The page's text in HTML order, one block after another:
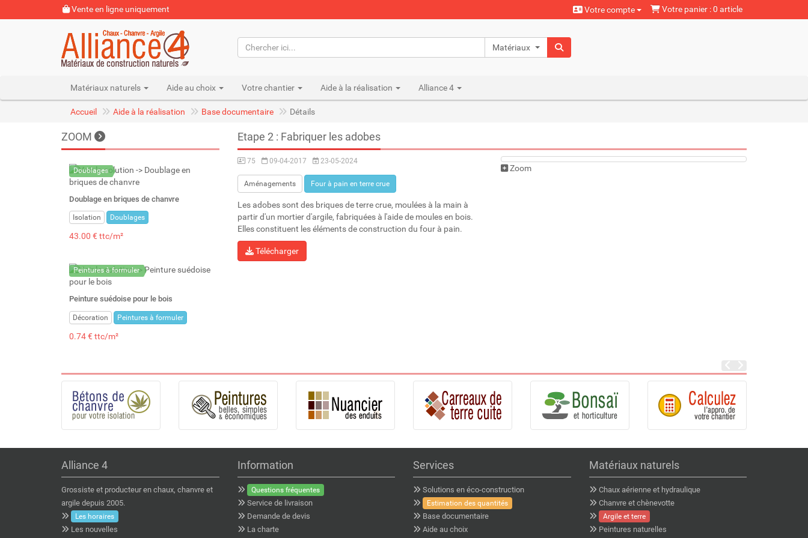
Vente en ligne uniquement Votre compte Votre panier : 0 article
Matériaux naturels
Matériaux naturels Aide au choix Votre chantier Aide à la réalisation Alliance 4
Accueil Aide à la réalisation Base documentaire Détails
ZOOM
Doublages
Doublage en briques de chanvre
Isolation Doublages
43.00 € ttc/m²
Peintures à formuler
Peinture suédoise pour le bois
Décoration Peintures à formuler
0.74 € ttc/m²
Etape 2 : Fabriquer les adobes
75 09-04-2017 23-05-2024
Aménagements Four à pain en terre crue
Les adobes sont des briques de terre crue, moulées à la main à
partir d'un mortier d'argile, fabriquées à l'aide de moules en bois.
Elles constituent les éléments de construction du four à pain.
Télécharger
Zoom
Alliance 4
Grossiste et producteur en chaux, chanvre et
argile depuis 2005.
Les horaires
Les nouvelles
Information
Questions fréquentes
Service de livraison
Demande de devis
La charte
Services
Solutions en éco-construction
Estimation des quantités
Base documentaire
Aide au choix
Matériaux naturels
Chaux aérienne et hydraulique
Chanvre et chènevotte
Argile et terre
Peintures naturelles